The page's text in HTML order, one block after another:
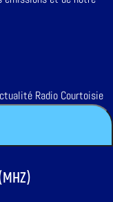
Radio Courtoisie